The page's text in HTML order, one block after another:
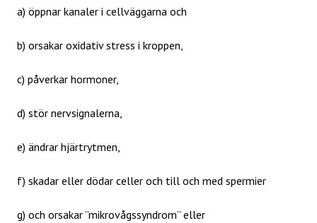
a) öppnar kanaler i cellväggarna och
b) orsakar oxidativ stress i kroppen,
c) påverkar hormoner,
d) stör nervsignalerna,
e) ändrar hjärtrytmen,
f) skadar eller dödar celler och till och med spermier
g) och orsakar ”mikrovågssyndrom” eller